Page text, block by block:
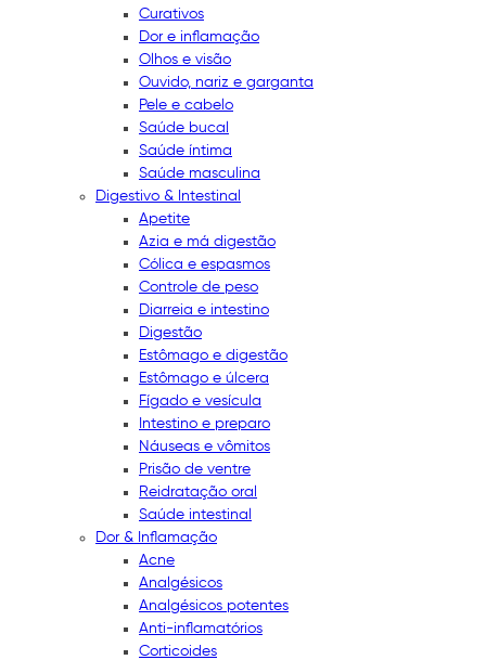
Curativos
Dor e inflamação
Olhos e visão
Ouvido, nariz e garganta
Pele e cabelo
Saúde bucal
Saúde íntima
Saúde masculina
Digestivo & Intestinal
Apetite
Azia e má digestão
Cólica e espasmos
Controle de peso
Diarreia e intestino
Digestão
Estômago e digestão
Estômago e úlcera
Fígado e vesícula
Intestino e preparo
Náuseas e vômitos
Prisão de ventre
Reidratação oral
Saúde intestinal
Dor & Inflamação
Acne
Analgésicos
Analgésicos potentes
Anti-inflamatórios
Corticoides